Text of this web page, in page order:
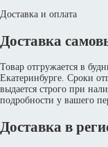
Доставка и оплата
Доставка
Товар отгружается в
Екатеринбурге. Сроки
выдается строго при
подробности у вашего
Доставка в